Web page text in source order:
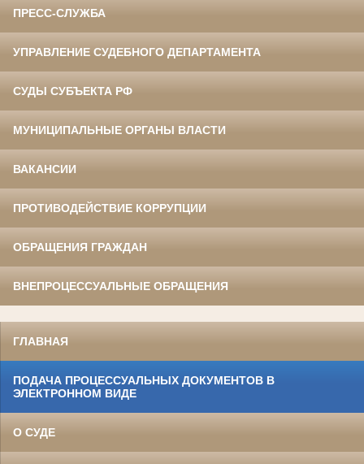
ПРЕСС-СЛУЖБА
УПРАВЛЕНИЕ СУДЕБНОГО ДЕПАРТАМЕНТА
СУДЫ СУБЪЕКТА РФ
МУНИЦИПАЛЬНЫЕ ОРГАНЫ ВЛАСТИ
ВАКАНСИИ
ПРОТИВОДЕЙСТВИЕ КОРРУПЦИИ
ОБРАЩЕНИЯ ГРАЖДАН
ВНЕПРОЦЕССУАЛЬНЫЕ ОБРАЩЕНИЯ
ГЛАВНАЯ
ПОДАЧА ПРОЦЕССУАЛЬНЫХ ДОКУМЕНТОВ В
ЭЛЕКТРОННОМ ВИДЕ
О СУДЕ